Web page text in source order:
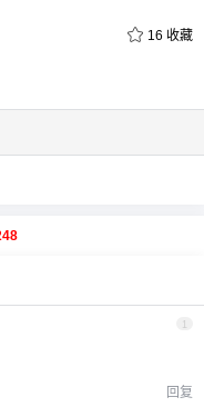
16 收藏
1
回复